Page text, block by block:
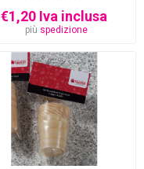
€1,20 Iva inclusa
più spedizione